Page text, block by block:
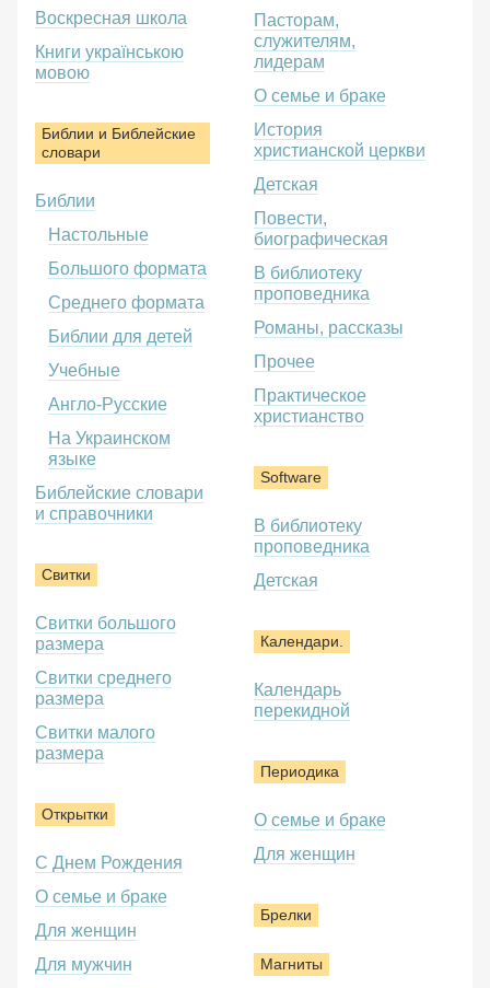
Воскресная школа
Книги українською
мовою
Библии и Библейские
словари
Библии
Настольные
Большого формата
Среднего формата
Библии для детей
Учебные
Англо-Русские
На Украинском
языке
Библейские словари
и справочники
Свитки
Свитки большого
размера
Свитки среднего
размера
Свитки малого
размера
Открытки
С Днем Рождения
О семье и браке
Для женщин
Для мужчин
Пасторам,
служителям,
лидерам
О семье и браке
История
христианской церкви
Детская
Повести,
биографическая
В библиотеку
проповедника
Романы, рассказы
Прочее
Практическое
христианство
Software
В библиотеку
проповедника
Детская
Календари.
Календарь
перекидной
Периодика
О семье и браке
Для женщин
Брелки
Магниты